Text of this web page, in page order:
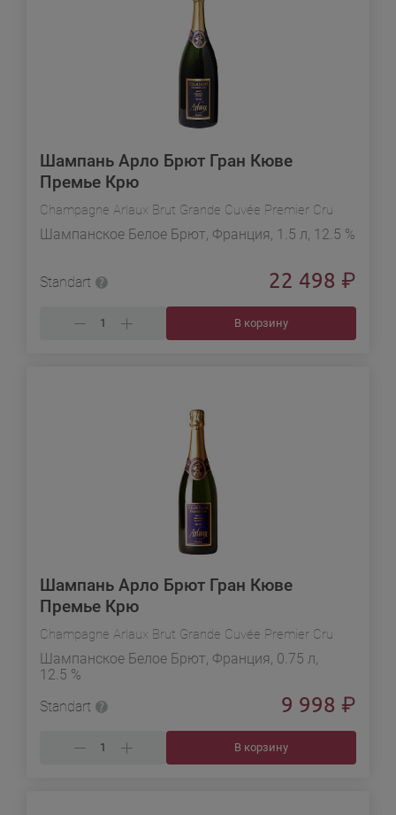
Шампань Арло Брют Гран Кюве
Премье Крю
Champagne Arlaux Brut Grande Cuvée Premier Cru
Шампанское Белое Брют, Франция, 1.5 л, 12.5 %
Standart 22 498 ₽
В корзину
Шампань Арло Брют Гран Кюве
Премье Крю
Champagne Arlaux Brut Grande Cuvée Premier Cru
Шампанское Белое Брют, Франция, 0.75 л,
12.5 %
Standart
9 998 ₽
В корзину